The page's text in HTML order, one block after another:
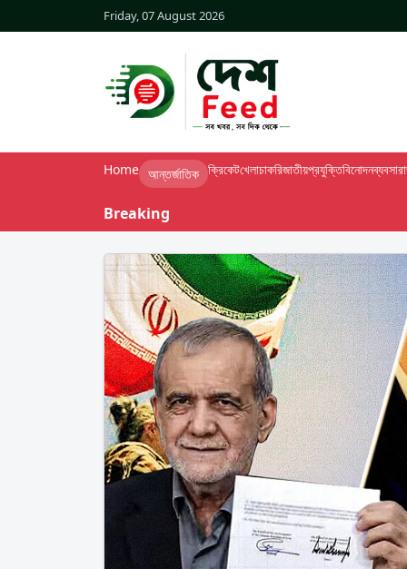
Friday, 07 August 2026
Home আন্তর্জাতিক ক্রিকেটখেলাচাকরিজাতীয়প্রযুক্তিবিনোদনব্যবসা
Breaking